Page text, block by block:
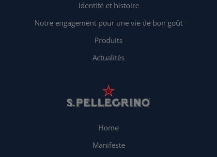
Identité et histoire
Notre engagement pour une vie de bon goût
Produits
Actualités
Home
Manifeste